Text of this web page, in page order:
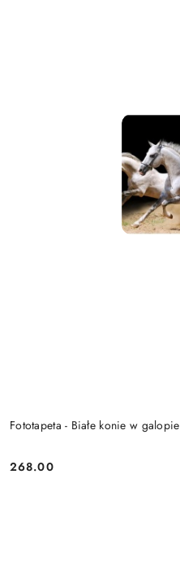
Fototapeta - Białe konie w galopie
Cena:
268.00